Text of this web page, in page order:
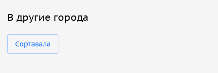
В другие города
Сортавала